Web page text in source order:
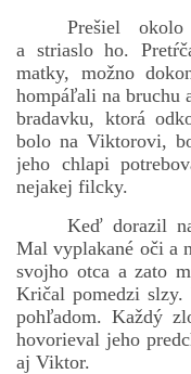
Prešiel
a striaslo ho.
matky, možno
hompáľali na bruchu
bradavku, ktorá
bolo na Viktorovi,
jeho chlapi
nejakej filcky.
Keď dorazil
Mal vyplakané oči a
svojho otca a zato
Kričal pomedzi
pohľadom. Každý
hovorieval jeho
aj Viktor.